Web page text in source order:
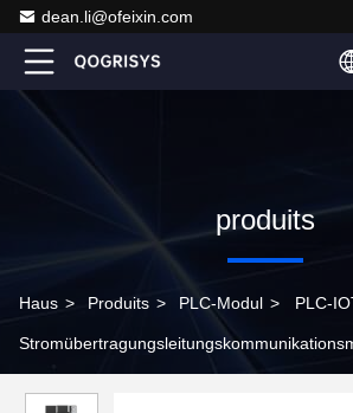
dean.li@ofeixin.com
produits
Haus > Produits > PLC-Modul > PLC-